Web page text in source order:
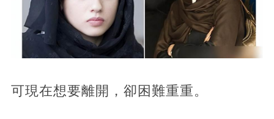
可現在想要離開，卻困難重重。